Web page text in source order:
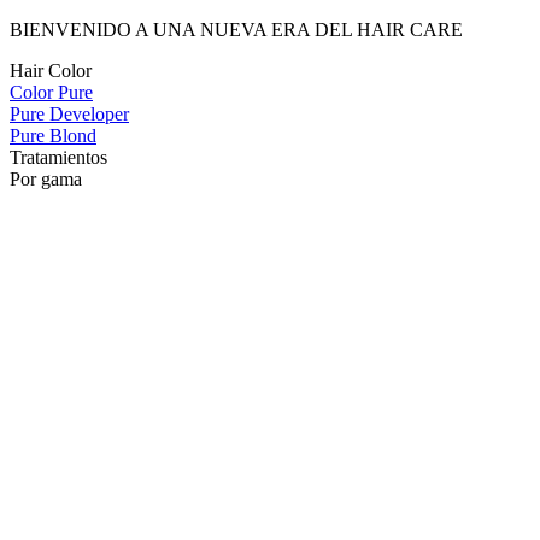
BIENVENIDO A UNA NUEVA ERA DEL HAIR CARE
Hair Color
Color Pure
Pure Developer
Pure Blond
Tratamientos
Por gama